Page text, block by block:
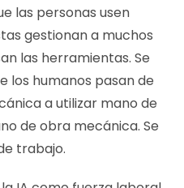
las personas usen
gestionan a muchos
las herramientas. Se
los humanos pasan de
a utilizar mano de
de obra mecánica. Se
trabajo.